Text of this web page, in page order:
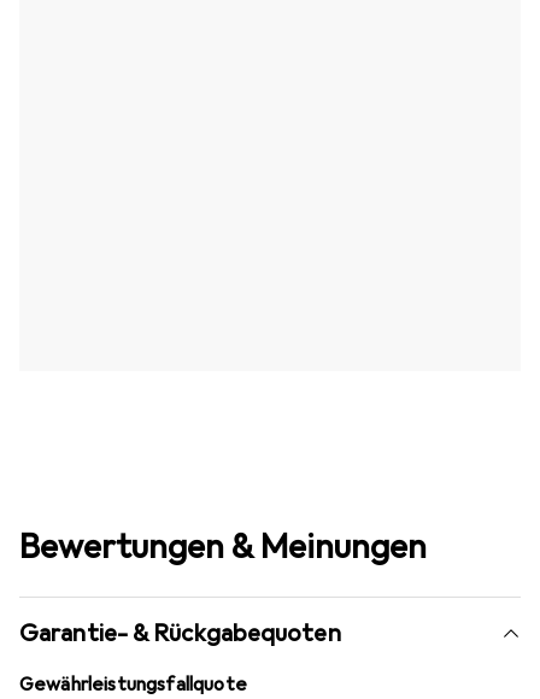
Bewertungen & Meinungen
Garantie- & Rückgabequoten
Gewährleistungsfallquote